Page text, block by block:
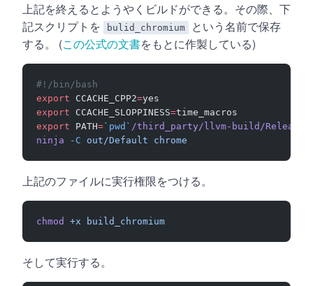
上記を終えるとようやくビルドができる。その際、下
記スクリプトを
bulid_chromium
という名前で保存
する。 (この公式の文書をもとに作製している)
#!/bin/bash
export CCACHE_CPP2=yes
export CCACHE_SLOPPINESS=time_macros
export PATH=` pwd ` /third_party/llvm-build/
ninja -C out/Default chrome
上記のファイルに実行権限をつける。
chmod +x build_chromium
そして実行する。